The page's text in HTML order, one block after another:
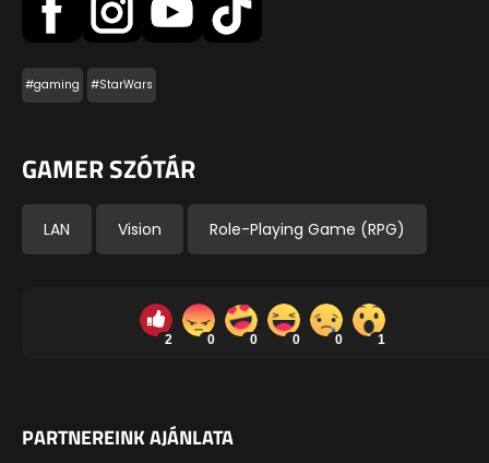
#gaming #StarWars
GAMER SZÓTÁR
LAN Vision Role-Playing Game (RPG)
2 0 0 0 0 1
PARTNEREINK AJÁNLATA